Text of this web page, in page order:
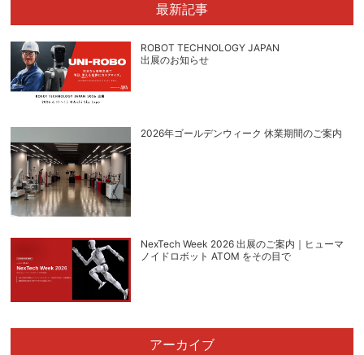
最新記事
ROBOT TECHNOLOGY JAPAN
出展のお知らせ
2026年ゴールデンウィーク 休業期間のご案内
NexTech Week 2026 出展のご案内｜ヒューマ
ノイドロボット ATOM をその目で
アーカイブ